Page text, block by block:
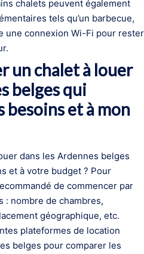
chalets peuvent également
tels qu’un barbecue,
une connexion Wi-Fi pour rester
un chalet à louer
belges qui
besoins et à mon
dans les Ardennes belges
et à votre budget ? Pour
de commencer par
nombre de chambres,
géographique, etc.
plateformes de location
belges pour comparer les